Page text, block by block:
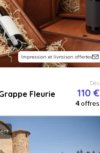
Impression et livraison offertes
Fleurie
Dès
110 €
4offres